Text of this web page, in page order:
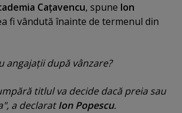
Caţavencu, spune Ion
fi vândută înainte de termenul din
angajaţii după vânzare?
titlul va decide dacă preia sau
a declaratIon Popescu.